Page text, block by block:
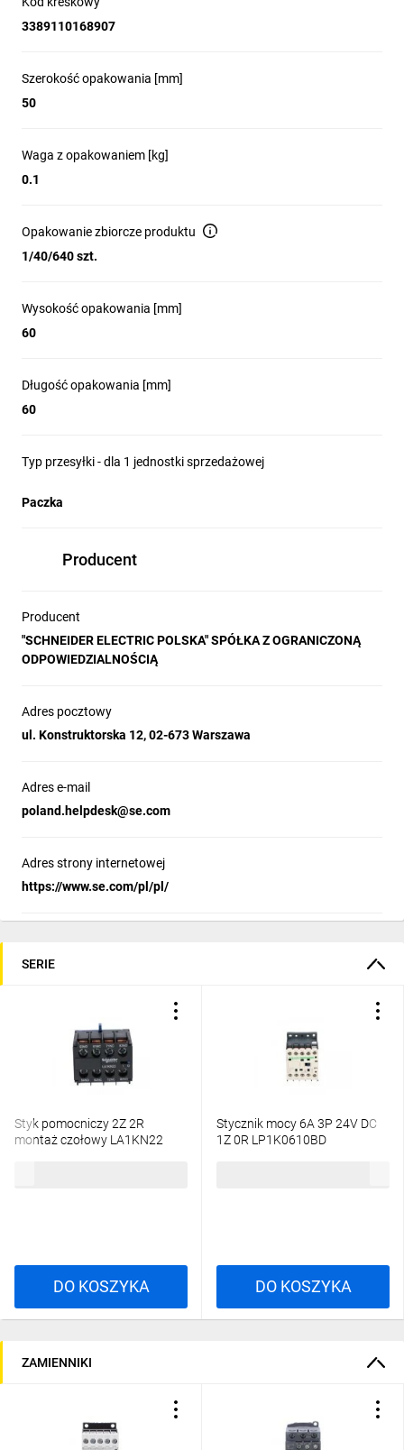
3389110168907
Szerokość opakowania [mm]
50
Waga z opakowaniem [kg]
0.1
Opakowanie zbiorcze produktu
1/40/640 szt.
Wysokość opakowania [mm]
60
Długość opakowania [mm]
60
Typ przesyłki - dla 1 jednostki sprzedażowej
Paczka
Producent
Producent
"SCHNEIDER ELECTRIC POLSKA" SPÓŁKA Z OGRANICZONĄ
ODPOWIEDZIALNOŚCIĄ
Adres pocztowy
ul. Konstruktorska 12, 02-673 Warszawa
Adres e-mail
poland.helpdesk@se.com
Adres strony internetowej
https://www.se.com/pl/pl/
SERIE
Styk pomocniczy 2Z 2R
montaż czołowy LA1KN22
DO KOSZYKA
Stycznik mocy 6A 3P 24V DC
1Z 0R LP1K0610BD
DO KOSZYKA
ZAMIENNIKI